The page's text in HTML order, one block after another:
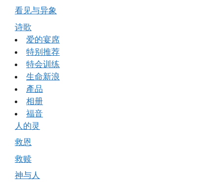
看见与异象
诗歌
爱的宴席
特别推荐
特会训练
生命新浪
產品
相册
福音
人的灵
救恩
救赎
神与人